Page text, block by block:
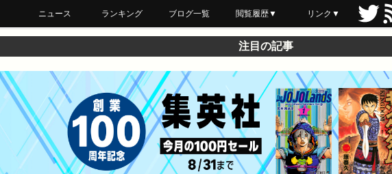
ニュース ランキング ブログ一覧 閲覧履歴▼
最近読んだ
あとで読む
ブックマーク
リンク▼
注目の記事